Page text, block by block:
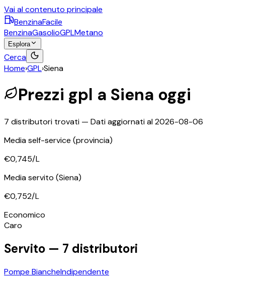
Vai al contenuto principale
BenzinaFacile
BenzinaGasolioGPLMetano
Esplora
Cerca
Home›GPL›Siena
Prezzi gpl a Siena oggi
7 distributori trovati — Dati aggiornati al2026-08-06
Media self-service (provincia)
€0,745/L
Media servito (Siena)
€0,752/L
Economico
Caro
Servito — 7 distributori
Pompe BiancheIndipendente